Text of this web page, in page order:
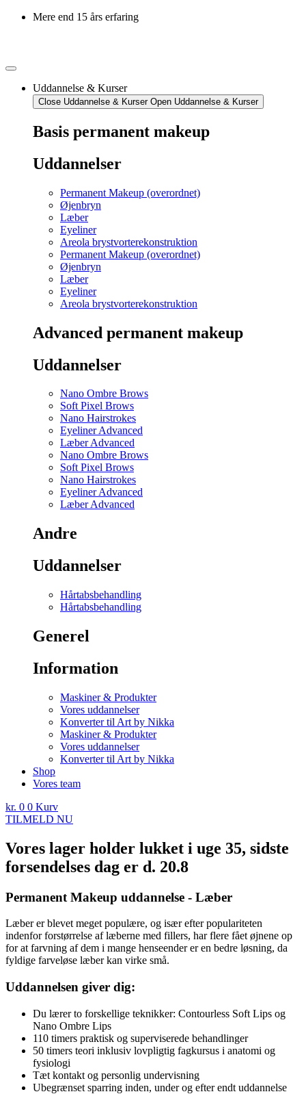
Mere end 15 års erfaring
Uddannelse & Kurser
Close Uddannelse & Kurser Open Uddannelse & Kurser
Basis permanent makeup
Uddannelser
Permanent Makeup (overordnet)
Øjenbryn
Læber
Eyeliner
Areola brystvorterekonstruktion
Permanent Makeup (overordnet)
Øjenbryn
Læber
Eyeliner
Areola brystvorterekonstruktion
Advanced permanent makeup
Uddannelser
Nano Ombre Brows
Soft Pixel Brows
Nano Hairstrokes
Eyeliner Advanced
Læber Advanced
Nano Ombre Brows
Soft Pixel Brows
Nano Hairstrokes
Eyeliner Advanced
Læber Advanced
Andre
Uddannelser
Hårtabsbehandling
Hårtabsbehandling
Generel
Information
Maskiner & Produkter
Vores uddannelser
Konverter til Art by Nikka
Maskiner & Produkter
Vores uddannelser
Konverter til Art by Nikka
Shop
Vores team
kr. 0 0 Kurv
TILMELD NU
Vores lager holder lukket i uge 35, sidste
forsendelses dag er d. 20.8
Permanent Makeup uddannelse - Læber
Læber er blevet meget populære, og især efter populariteten
indenfor forstørrelse af læberne med fillers, har flere fået øjnene op
for at farvning af dem i mange henseender er en bedre løsning, da
fyldige farveløse læber kan virke små.
Uddannelsen giver dig:
Du lærer to forskellige teknikker: Contourless Soft Lips og
Nano Ombre Lips
110 timers praktisk og superviserede behandlinger
50 timers teori inklusiv lovpligtig fagkursus i anatomi og
fysiologi
Tæt kontakt og personlig undervisning
Ubegrænset sparring inden, under og efter endt uddannelse